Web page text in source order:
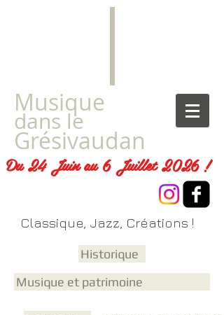
​Musique
dans le
Grésivaudan
Du 24 Juin au 6 Juillet 2026 !
Classique, Jazz, Créations !
Historique
Musique et patrimoine